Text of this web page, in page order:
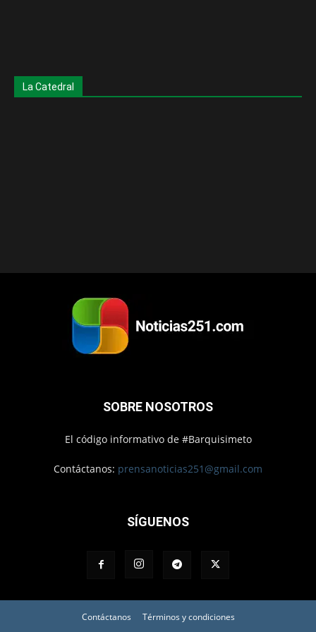
La Catedral
SOBRE NOSOTROS
El código informativo de #Barquisimeto
Contáctanos: prensanoticias251@gmail.com
SÍGUENOS
Contáctanos Términos y condiciones